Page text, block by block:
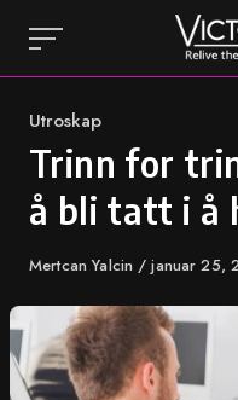
content
Category
Utroskap
Trinn for
å bli tatt i å
Author
Mertcan Yalcin
Published
januar 25,